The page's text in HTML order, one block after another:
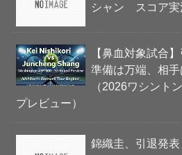
シャン スコア実
【鼻血対象試合
準備は万端、相
（2026ワシン
プレビュー）
錦織圭、引退発表